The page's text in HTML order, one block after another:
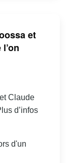
et
Claude
d’infos
d'un